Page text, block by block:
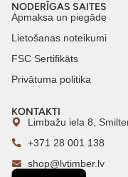
NODERĪGAS SAITES
Apmaksa un piegāde
Lietošanas noteikumi
FSC Sertifikāts
Privātuma politika
KONTAKTI
Limbažu iela 8,
+371 28 001 138
shop@lvtimber.lv